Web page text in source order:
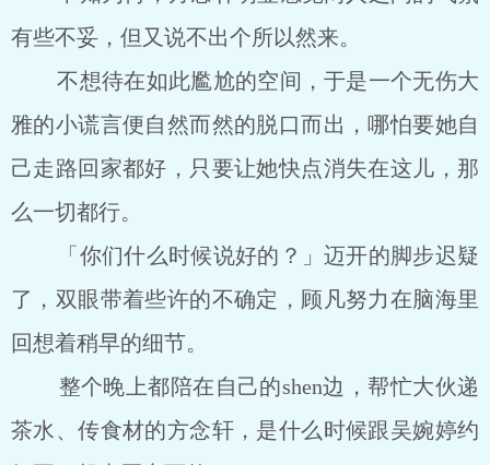
有些不妥，但又说不出个所以然来。
不想待在如此尷尬的空间，于是一个无伤大
雅的小谎言便自然而然的脱口而出，哪怕要她自
己走路回家都好，只要让她快点消失在这儿，那
么一切都行。
「你们什么时候说好的？」迈开的脚步迟疑
了，双眼带着些许的不确定，顾凡努力在脑海里
回想着稍早的细节。
整个晚上都陪在自己的shen边，帮忙大伙递
茶水、传食材的方念轩，是什么时候跟吴婉婷约